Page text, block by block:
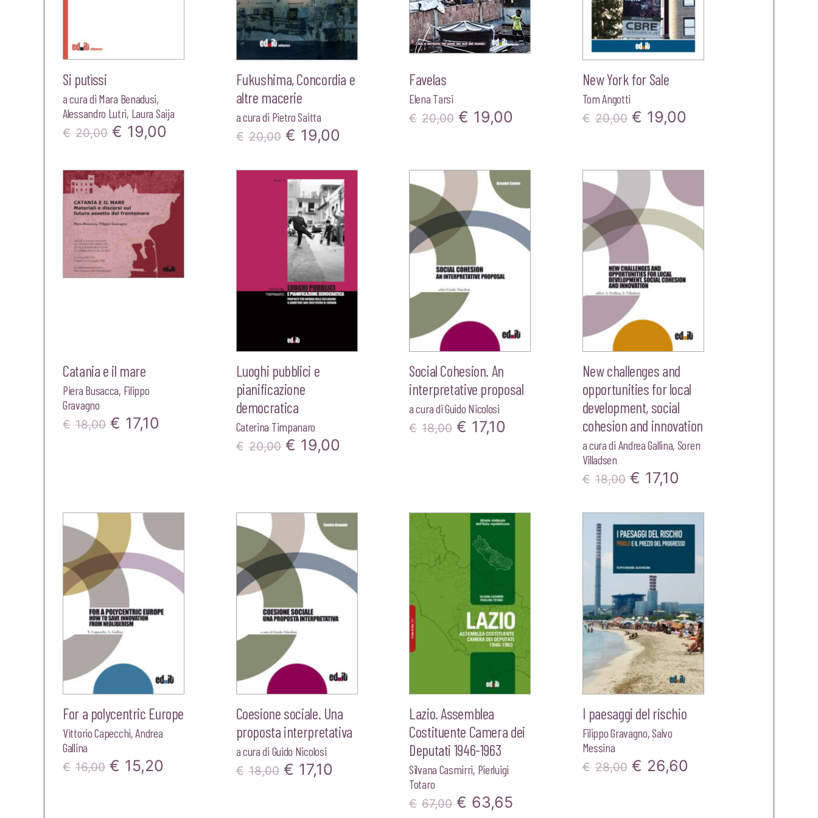
Si putìssi
a cura di Mara Benadusi,
Alessandro Lutri, Laura Saija
€ 20,00 Il
originale
era:
€20,00.
€ 19,00
attuale
è:
€19,00.
Fukushima, Concordia e
altre macerie
a cura di Pietro Saitta
€ 20,00 Il
originale
era:
€20,00.
€ 19,00
attuale
è:
€19,00.
Favelas
Elena Tarsi
€ 20,00 Il
era:
€20,00.
€ 19,00
è:
€19,00.
New York for Sale
Tom Angotti
€ 20,00 Il
era:
€20,00.
€ 19,00
€19,00.
Catania e il mare
Piera Busacca, Filippo
Gravagno
€ 18,00 Il
€18,00.
€ 17,10
€17,10.
Luoghi pubblici e
pianificazione
democratica
Caterina Timpanaro
€ 20,00 Il
era:
€20,00.
€ 19,00
è:
Social Cohesion. An
interpretative proposal
a cura diGuido Nicolosi
€ 18,00 Il
€18,00.
€ 17,10
€17,10.
New challenges and
opportunities for local
development, social
cohesion and innovation
a cura di Andrea Gallina, Soren
Villadsen
€ 18,00 Il
originale
era:
€18,00.
€ 17,10
attuale
è:
€17,10.
For a polycentric Europe
Vittorio Capecchi,Andrea
Gallina
€ 16,00 Il
€ 15,20
Coesione sociale. Una
proposta interpretativa
a cura di Guido Nicolosi
€ 18,00 Il
€ 17,10
Lazio. Assemblea
Costituente Camera dei
Deputati 1946-1963
Silvana Casmirri, Pierluigi
Totaro
€ 67,00 Il
€ 63,65
I paesaggi del rischio
Filippo Gravagno,Salvo
Messina
€ 28,00 Il
€ 26,60